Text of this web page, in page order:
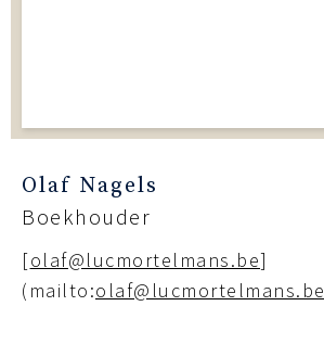
Olaf Nagels
Boekhouder
[olaf@lucmortelmans.be]
(mailto:olaf@lucmortelmans.be